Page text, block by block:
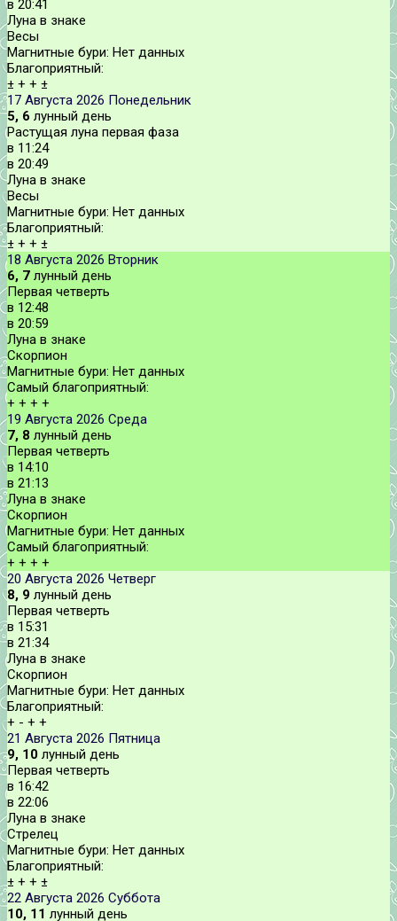
в 20:41
Луна в знаке
Весы
Магнитные бури: Нет данных
Благоприятный:
± + + ±
17 Августа 2026 Понедельник
5, 6 лунный день
Растущая луна первая фаза
в 11:24
в 20:49
Луна в знаке
Весы
Магнитные бури: Нет данных
Благоприятный:
± + + ±
18 Августа 2026 Вторник
6, 7 лунный день
Первая четверть
в 12:48
в 20:59
Луна в знаке
Скорпион
Магнитные бури: Нет данных
Самый благоприятный:
+ + + +
19 Августа 2026 Среда
7, 8 лунный день
Первая четверть
в 14:10
в 21:13
Луна в знаке
Скорпион
Магнитные бури: Нет данных
Самый благоприятный:
+ + + +
20 Августа 2026 Четверг
8, 9 лунный день
Первая четверть
в 15:31
в 21:34
Луна в знаке
Скорпион
Магнитные бури: Нет данных
Благоприятный:
+ - + +
21 Августа 2026 Пятница
9, 10 лунный день
Первая четверть
в 16:42
в 22:06
Луна в знаке
Стрелец
Магнитные бури: Нет данных
Благоприятный:
± + + ±
22 Августа 2026 Суббота
10, 11 лунный день